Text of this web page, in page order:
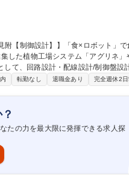
して、回路設計・配線設計/制御盤設
、原価率の改善など製造台数に合わ
新潟/見附【制御設計】】「食×ロボット」
転勤なし 退職金あり 完全週休2日
たの力を最大限に発揮できる求人探